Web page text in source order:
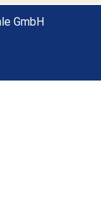
GmbH